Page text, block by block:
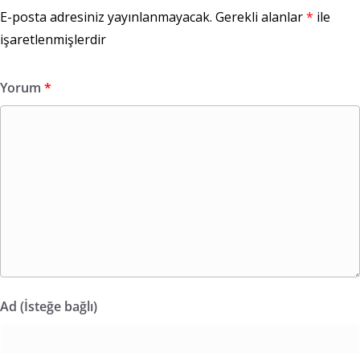
E-posta adresiniz yayınlanmayacak. Gerekli alanlar* ile
işaretlenmişlerdir
Yorum *
Ad (İsteğe bağlı)